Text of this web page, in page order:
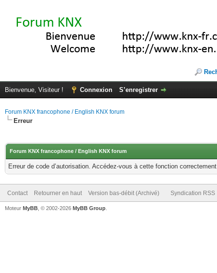
Bienvenue, Visiteur ! Connexion S’enregistrer
Forum KNX francophone / English KNX forum
Erreur
Forum KNX francophone / English KNX forum
Erreur de code d’autorisation. Accédez-vous à cette fonction
Contact Retourner en haut Version bas-débit (Archivé) Syndication RSS
Moteur MyBB , © 2002-2026 MyBB Group